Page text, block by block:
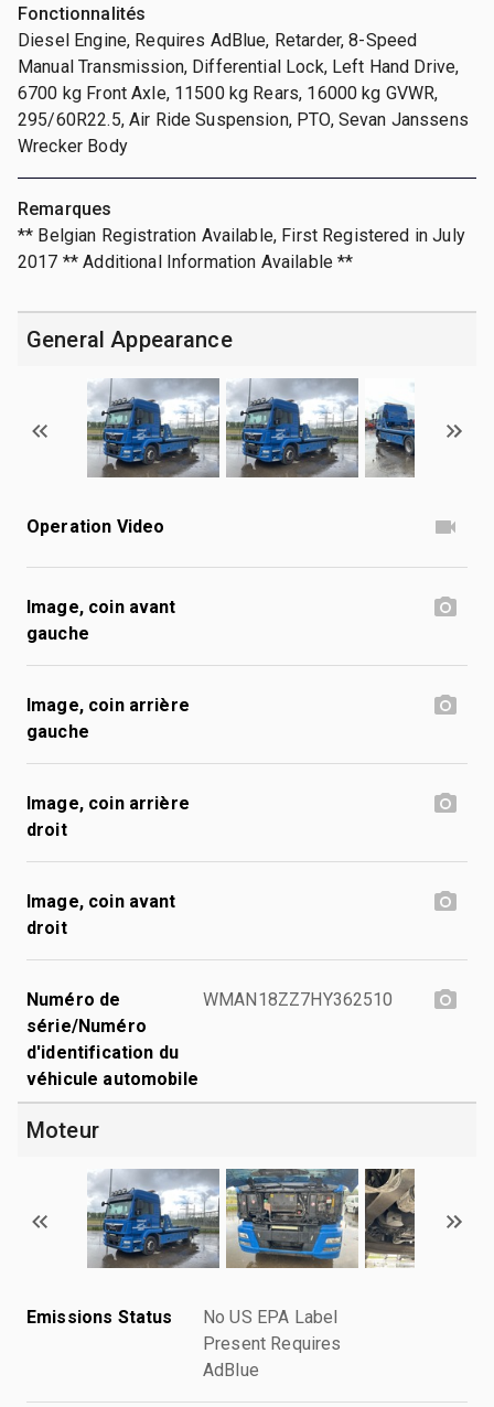
Fonctionnalités
Diesel Engine, Requires AdBlue, Retarder, 8-Speed
Manual Transmission, Differential Lock, Left Hand Drive,
6700 kg Front Axle, 11500 kg Rears, 16000 kg GVWR,
295/60R22.5, Air Ride Suspension, PTO, Sevan Janssens
Wrecker Body
Remarques
** Belgian Registration Available, First Registered in July
2017 ** Additional Information Available **
General Appearance
Operation Video
Image, coin avant
gauche
Image, coin arrière
gauche
Image, coin arrière
droit
Image, coin avant
droit
Numéro de
série/Numéro
d'identification du
véhicule automobile
WMAN18ZZ7HY362510
Moteur
Emissions Status
No US EPA Label
Present Requires
AdBlue